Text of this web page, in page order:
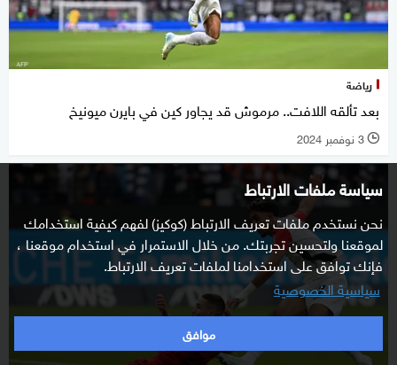
سياسة ملفات الارتباط
نحن نستخدم ملفات تعريف الارتباط (كوكيز) لفهم كيفية استخدامك
لموقعنا ولتحسين تجربتك. من خلال الاستمرار في استخدام موقعنا ،
فإنك توافق على استخدامنا لملفات تعريف الارتباط.
سياسية الخصوصية
موافق
رياضة
بعد تألقه اللافت.. مرموش قد يجاور كين في بايرن ميونيخ
l 3 نوفمبر 2024